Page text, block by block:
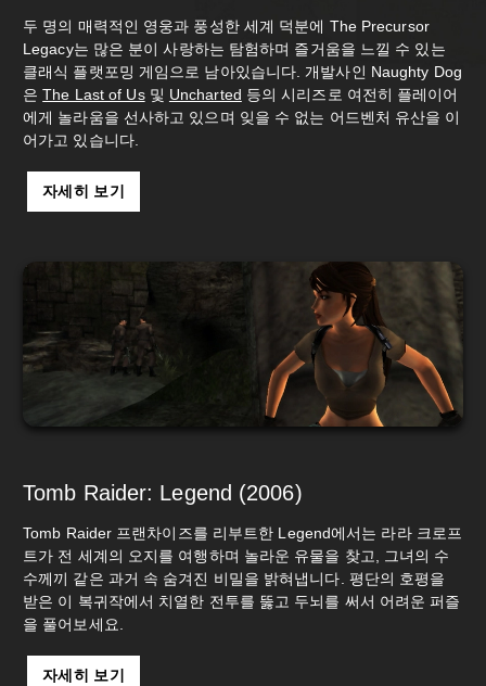
두 명의 매력적인 영웅과 풍성한 세계 덕분에 The Precursor
Legacy는 많은 분이 사랑하는 탐험하며 즐거움을 느낄 수 있는
클래식 플랫포밍 게임으로 남아있습니다. 개발사인 Naughty Dog
은The Last of Us및 Uncharted 등의 시리즈로 여전히 플레이어
에게 놀라움을 선사하고 있으며 잊을 수 없는 어드벤처 유산을 이
어가고 있습니다.
자세히 보기
Tomb Raider: Legend (2006)
Tomb Raider 프랜차이즈를 리부트한 Legend에서는 라라 크로프
트가 전 세계의 오지를 여행하며 놀라운 유물을 찾고, 그녀의 수
수께끼 같은 과거 속 숨겨진 비밀을 밝혀냅니다. 평단의 호평을
받은 이 복귀작에서 치열한 전투를 뚫고 두뇌를 써서 어려운 퍼즐
을 풀어보세요.
자세히 보기